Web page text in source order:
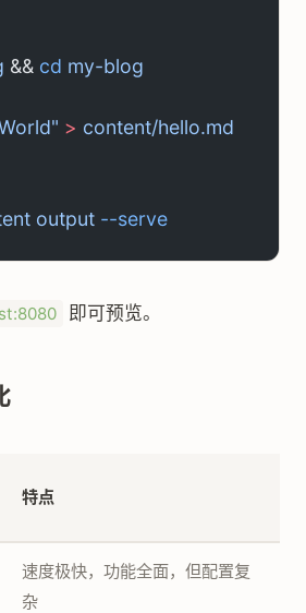
&& cd my-blog
> content/hello.md
output --serve
即可预览。
特点
速度极快，功能全面，但配置复
杂